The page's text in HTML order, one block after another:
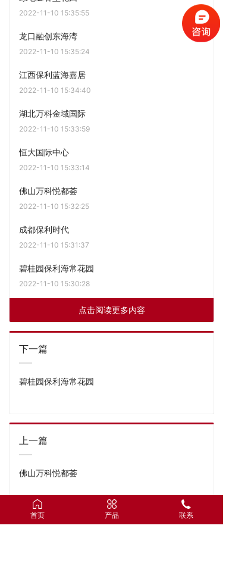
2022-11-10 15:35:55
龙口融创东海湾
2022-11-10 15:35:24
江西保利蓝海嘉居
2022-11-10 15:34:40
湖北万科金域国际
2022-11-10 15:33:59
恒大国际中心
2022-11-10 15:33:14
佛山万科悦都荟
2022-11-10 15:32:25
成都保利时代
2022-11-10 15:31:37
碧桂园保利海常花园
2022-11-10 15:30:28
点击阅读更多内容
下一篇
碧桂园保利海常花园
上一篇
佛山万科悦都荟
首页 产品 联系